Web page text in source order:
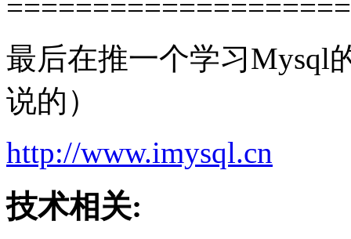
最后在推一个学习Mysql
说的）
http://www.imysql.cn
技术相关: